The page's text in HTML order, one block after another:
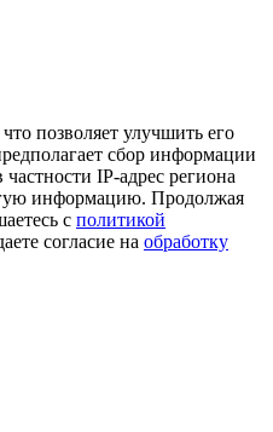
позволяет улучшить его
сбор информации
частности IP-адрес региона
информацию. Продолжая
с политикой
согласие на обработку